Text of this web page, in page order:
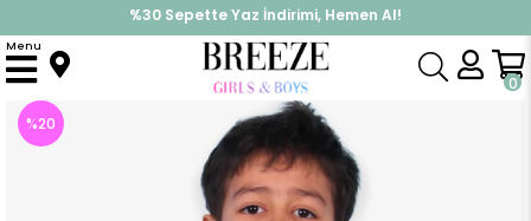
%30 Sepette Yaz İndirimi, Hemen Al!
İndirimlere ek %10 İndirimi Kap, Hemen Üye Ol!
0
Menu
Anasayfa Üst Giyim Tişört Erkek Çocuk Tişört Gitar Baskılı Yeşil (6 Yaş)
%20